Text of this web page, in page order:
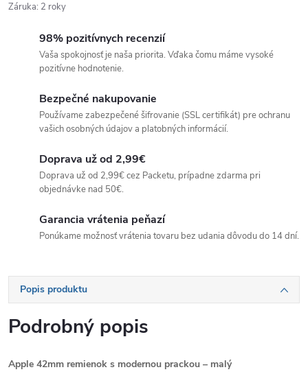
Záruka: 2 roky
98% pozitívnych recenzií
Vaša spokojnosť je naša priorita. Vďaka čomu máme vysoké
pozitívne hodnotenie.
Bezpečné nakupovanie
Používame zabezpečené šifrovanie (SSL certifikát) pre ochranu
vašich osobných údajov a platobných informácií.
Doprava už od 2,99€
Doprava už od 2,99€ cez Packetu, prípadne zdarma pri
objednávke nad 50€.
Garancia vrátenia peňazí
Ponúkame možnosť vrátenia tovaru bez udania dôvodu do 14 dní.
Popis produktu
Podrobný popis
Apple 42mm remienok s modernou prackou – malý